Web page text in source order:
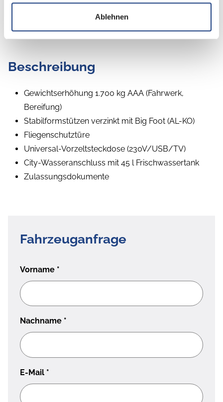
Ablehnen
Beschreibung
Gewichtserhöhung 1.700 kg AAA (Fahrwerk,
Bereifung)
Stabilformstützen verzinkt mit Big Foot (AL-KO)
Fliegenschutztüre
Universal-Vorzeltsteckdose (230V/USB/TV)
City-Wasseranschluss mit 45 l Frischwassertank
Zulassungsdokumente
Fahrzeuganfrage
Vorname *
Nachname *
E-Mail *